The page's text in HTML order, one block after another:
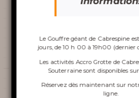
ACCRO GROTTE DE
du Blue Rose Project
parcours. Le lieu se
résonnent dans la roche,
devient un moment
Le Gouffre géant de Cabrespine
jours, de 10 h 00 à 19h00 (dernier
Les activités Accro Grotte de
Souterraine sont disponibles
Réservez dès maintenant sur
ligne.